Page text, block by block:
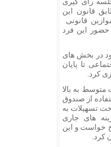
قانون این
قانونی
این فرد
در بخش های
تا پایان
به بالا
از صندوق
تسهیلات به
های جاری
خواست و این
کرد.